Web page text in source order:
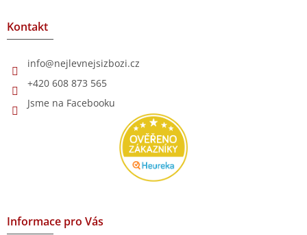
Kontakt
info@nejlevnejsizbozi.cz
+420 608 873 565
Jsme na Facebooku
Informace pro Vás